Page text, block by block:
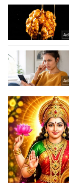
கயல்
திவாகரன் -